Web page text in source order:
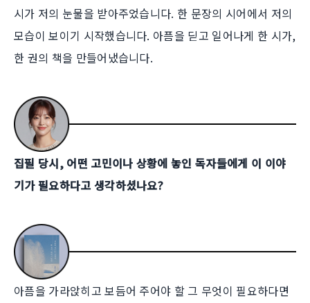
시가 저의 눈물을 받아주었습니다. 한 문장의 시어에서 저의
모습이 보이기 시작했습니다. 아픔을 딛고 일어나게 한 시가,
한 권의 책을 만들어냈습니다.
집필 당시, 어떤 고민이나 상황에 놓인 독자들에게 이 이야
기가 필요하다고 생각하셨나요?
아픔을 가라앉히고 보듬어 주어야 할 그 무엇이 필요하다면